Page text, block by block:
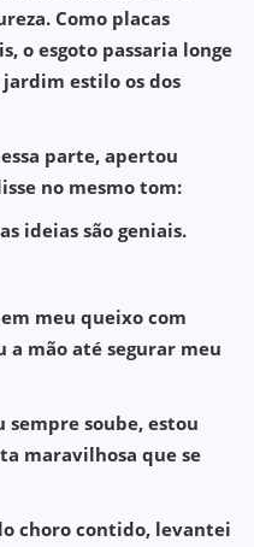
Como placas
o esgoto passaria longe
estilo os dos
parte, apertou
no mesmo tom:
ideias são geniais.
meu queixo com
a mão até segurar meu
sempre soube, estou
maravilhosa que se
choro contido, levantei